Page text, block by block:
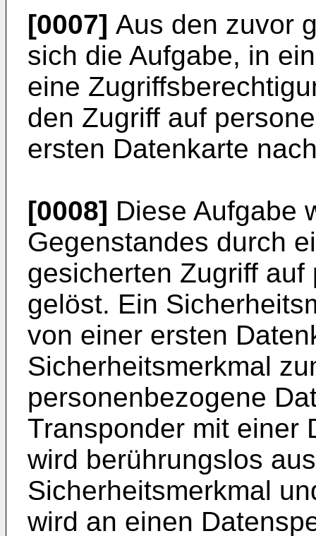
[0007] Aus den zuvor
sich die Aufgabe, in
eine
den Zugriff auf
ersten Datenkarte
[0008] Diese Aufgabe
Gegenstandes durch
gesicherten Zugriff
gelöst. Ein
von einer ersten
Sicherheitsmerkmal
personenbezogene
Transponder mit einer
wird berührungslos
Sicherheitsmerkmal
wird an einen